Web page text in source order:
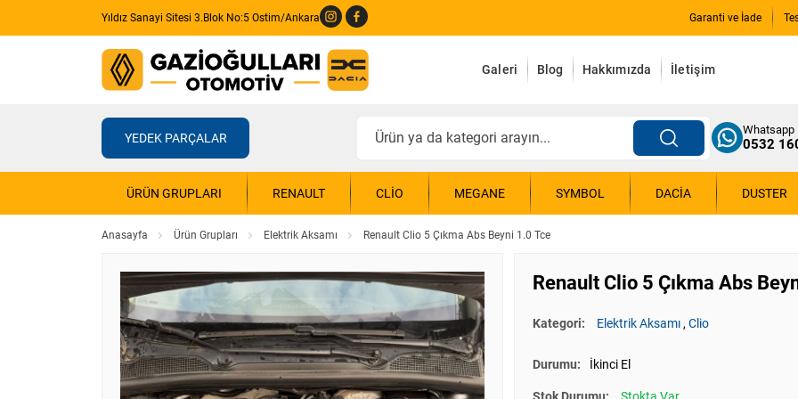
Yıldız Sanayi Sitesi 3.Blok No:5 Ostim/Ankara Garanti ve İade
Galeri Blog Hakkımızda İletişim
YEDEK PARÇALAR
Whatsapp
0532
ÜRÜN GRUPLARI RENAULT CLIO MEGANE SYMBOL DACIA DUSTER
Anasayfa Ürün Grupları Elektrik Aksamı Renault Clio 5 Çıkma Abs Beyni 1.0 Tce
Renault Clio 5 Çıkma Abs
Kategori: Elektrik Aksamı,Clio
Durumu: İkinci El